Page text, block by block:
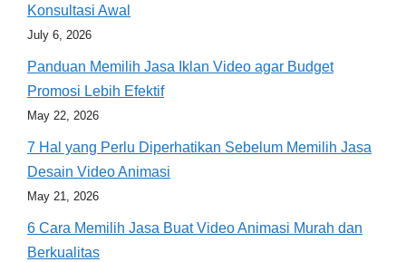
Konsultasi Awal
July 6, 2026
Panduan Memilih Jasa Iklan Video agar Budget
Promosi Lebih Efektif
May 22, 2026
7 Hal yang Perlu Diperhatikan Sebelum Memilih Jasa
Desain Video Animasi
May 21, 2026
6 Cara Memilih Jasa Buat Video Animasi Murah dan
Berkualitas